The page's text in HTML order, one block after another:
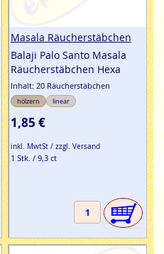
Masala Räucherstäbchen
Balaji Palo Santo Masala
Räucherstäbchen Hexa
Inhalt: 20 Räucherstäbchen
hölzern linear
1,85 €
inkl. MwtSt / zzgl. Versand
1 Stk. / 9,3 ct